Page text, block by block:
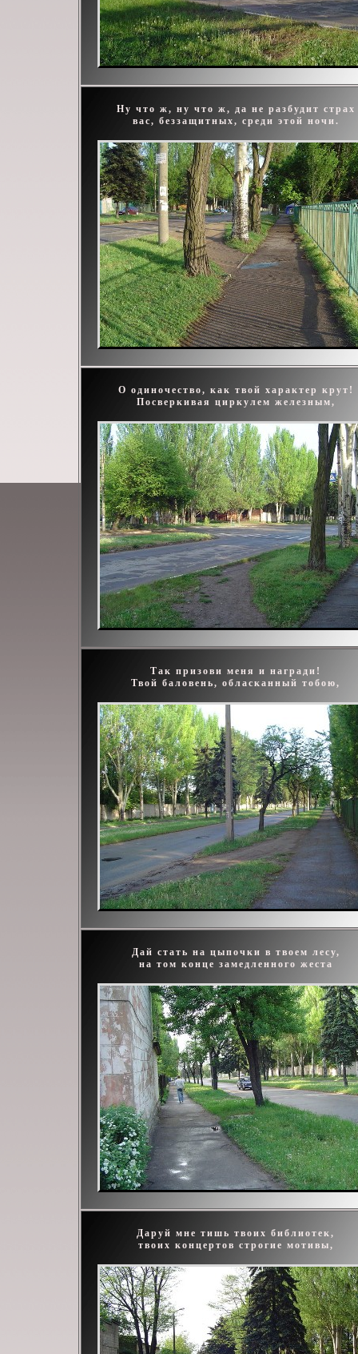
Ну что ж, ну что ж, да не разбудит страх
вас, беззащитных, среди этой ночи.
О одиночество, как твой характер крут!
Посверкивая циркулем железным,
Так призови меня и награди!
Твой баловень, обласканный тобою,
Дай стать на цыпочки в твоем лесу,
на том конце замедленного жеста
Даруй мне тишь твоих библиотек,
твоих концертов строгие мотивы,